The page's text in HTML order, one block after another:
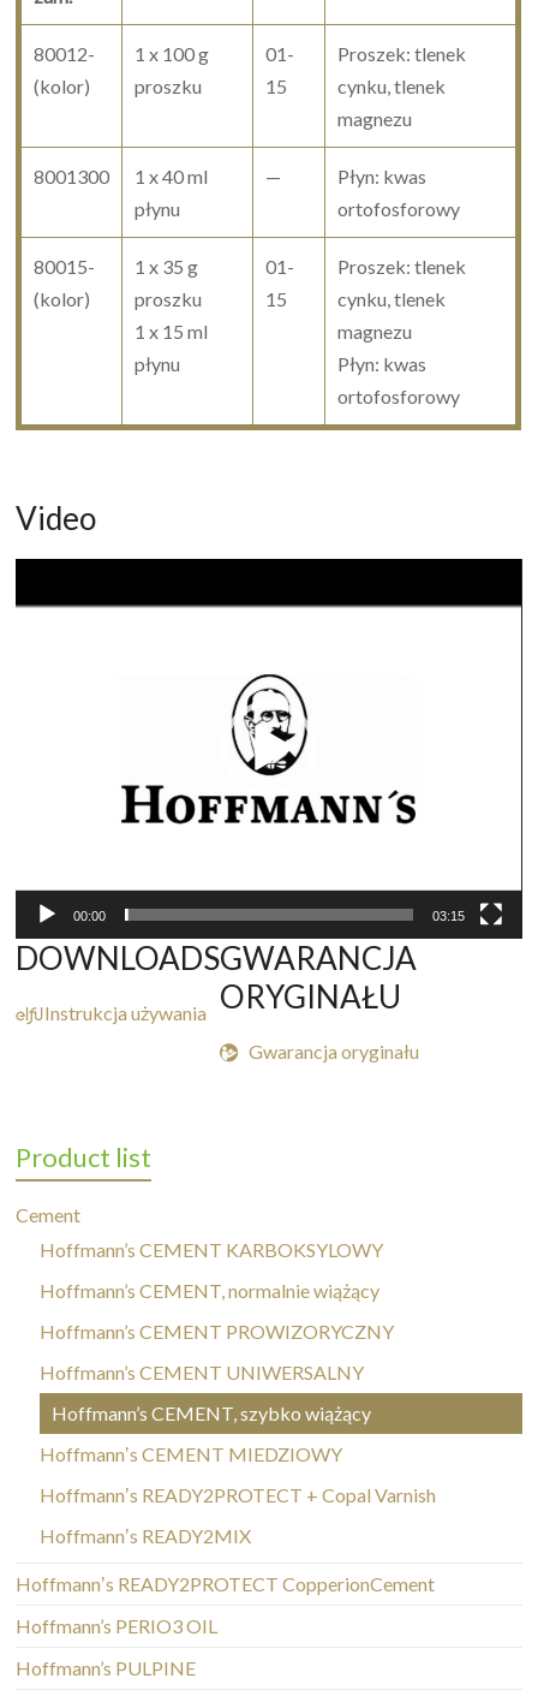
80012-
(kolor)
1 x 100 g
proszku
01-
15
Proszek: tlenek
cynku, tlenek
magnezu
8001300
1 x 40 ml
płynu
—
Płyn: kwas
ortofosforowy
80015-
(kolor)
1 x 35 g
proszku
1 x 15 ml
płynu
01-
15
Proszek: tlenek
cynku, tlenek
magnezu
Płyn: kwas
ortofosforowy
Video
00:00 03:15
DOWNLOADS
Instrukcja używania
GWARANCJA
ORYGINAŁU
 Gwarancja oryginału
Product list
Cement
Hoffmann’s CEMENT KARBOKSYLOWY
Hoffmann’s CEMENT, normalnie wiążący
Hoffmann’s CEMENT PROWIZORYCZNY
Hoffmann’s CEMENT UNIWERSALNY
Hoffmann’s CEMENT, szybko wiążący
Hoffmannʼs CEMENT MIEDZIOWY
Hoffmannʼs READY2PROTECT + Copal Varnish
Hoffmannʼs READY2MIX
Hoffmannʼs READY2PROTECT CopperionCement
Hoffmann’s PERIO3 OIL
Hoffmann’s PULPINE